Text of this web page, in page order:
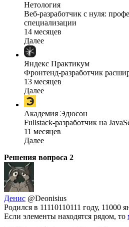
Нетология
Веб-разработчик с нуля:
специализации
14 месяцев
Далее
Яндекс Практикум
Фронтенд-разработчик
13 месяцев
Далее
Академия Эдюсон
Fullstack-разработчик на
11 месяцев
Далее
Решения вопроса 2
Денис @Deonisius
Родился в 11110110111 году, 11000
Если элементы находятся рядом, то